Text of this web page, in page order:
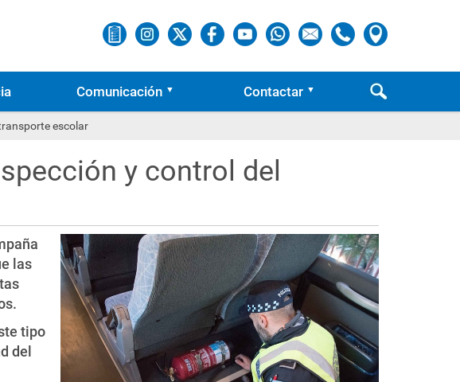
Comunicación Contactar
escolar
y control del
las
tipo
del